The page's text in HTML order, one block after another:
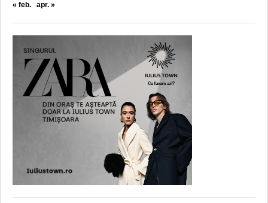
« feb. apr. »